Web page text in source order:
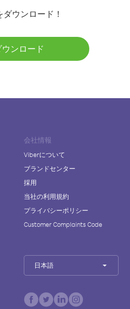
ウンロード！
ウンロード
会社情報
Viberについて
ブランドセンター
採用
当社の利用規約
プライバシーポリシー
Customer Complaints Code
日本語